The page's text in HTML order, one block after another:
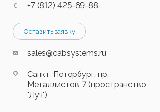
+7 (812) 425-69-88
Оставить заявку
sales@cabsystems.ru
Санкт-Петербург, пр.
Металлистов, 7 (пространство
"Луч")